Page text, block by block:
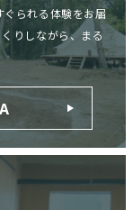
ぐられる体験をお届
りしながら、まる